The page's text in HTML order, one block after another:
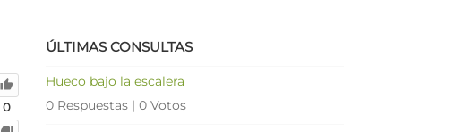
0
ÚLTIMAS CONSULTAS
Hueco bajo la escalera
0 Respuestas | 0 Votos